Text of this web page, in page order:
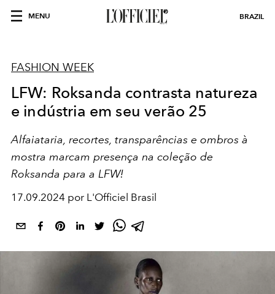
MENU BRAZIL
FASHION WEEK
LFW: Roksanda contrasta natureza
e indústria em seu verão 25
Alfaiataria, recortes, transparências e ombros à
mostra marcam presença na coleção de
Roksanda para a LFW!
17.09.2024 por L'Officiel Brasil